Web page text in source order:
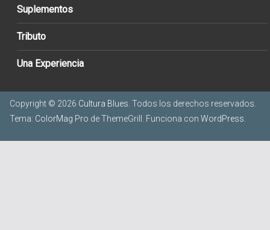
Suplementos
Tributo
Una Experiencia
Copyright © 2026 Cultura Blues. Todos los derechos reservados.
Tema: ColorMag Pro de ThemeGrill. Funciona con WordPress.